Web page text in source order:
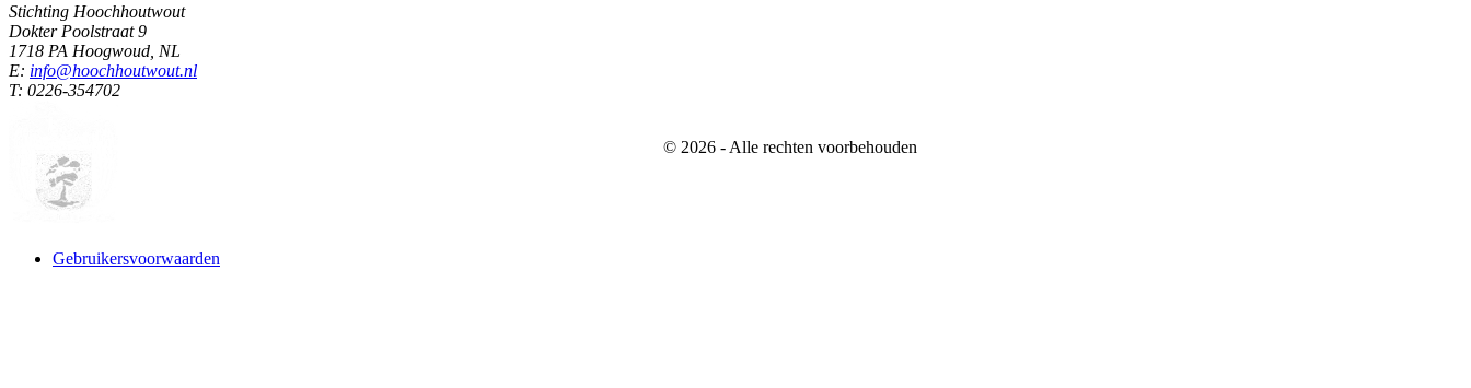
Stichting Hoochhoutwout
Dokter Poolstraat 9
1718 PA Hoogwoud, NL
E: info@hoochhoutwout.nl
T: 0226-354702
© 2026 - Alle rechten voorbehouden
Gebruikersvoorwaarden